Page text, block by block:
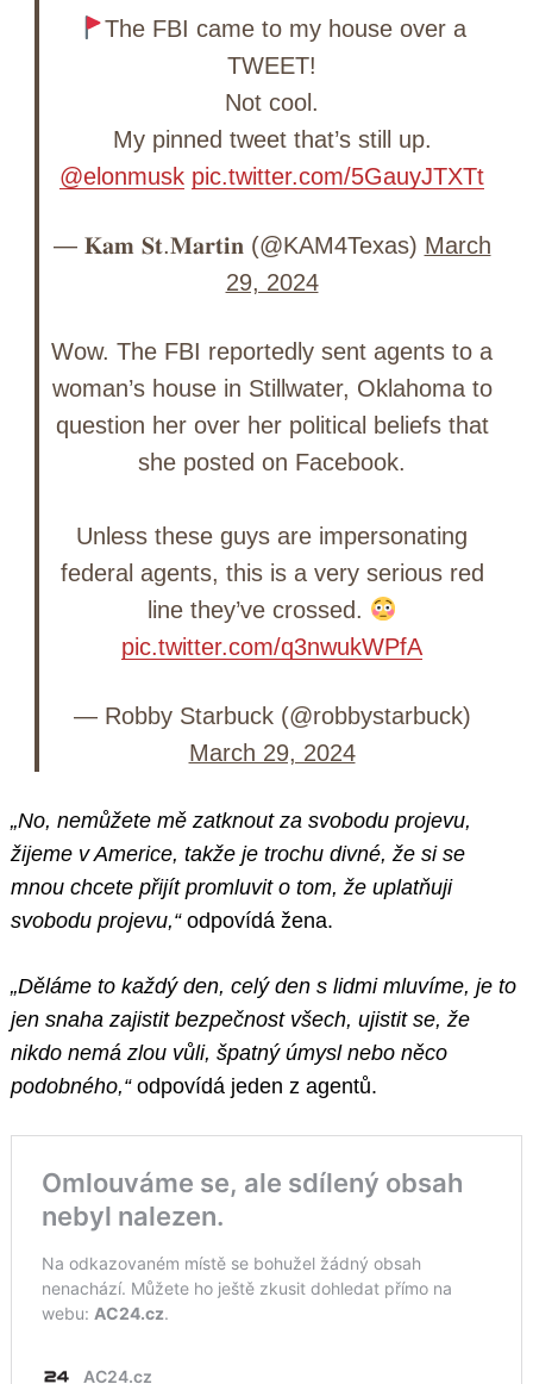
The FBI came to my house over a
TWEET!
Not cool.
My pinned tweet that’s still up.
@elonmusk pic.twitter.com/5GauyJTXTt
— 𝐊𝐚𝐦 𝐒𝐭.𝐌𝐚𝐫𝐭𝐢𝐧 (@KAM4Texas) March
29, 2024
Wow. The FBI reportedly sent agents to a
woman’s house in Stillwater, Oklahoma to
question her over her political beliefs that
she posted on Facebook.
Unless these guys are impersonating
federal agents, this is a very serious red
line they’ve crossed.
pic.twitter.com/q3nwukWPfA
— Robby Starbuck (@robbystarbuck)
March 29, 2024
„No, nemůžete mě zatknout za svobodu projevu,
žijeme v Americe, takže je trochu divné, že si se
mnou chcete přijít promluvit o tom, že uplatňuji
svobodu projevu,“ odpovídá žena.
„Děláme to každý den, celý den s lidmi mluvíme, je to
jen snaha zajistit bezpečnost všech, ujistit se, že
nikdo nemá zlou vůli, špatný úmysl nebo něco
podobného,“odpovídá jeden z agentů.